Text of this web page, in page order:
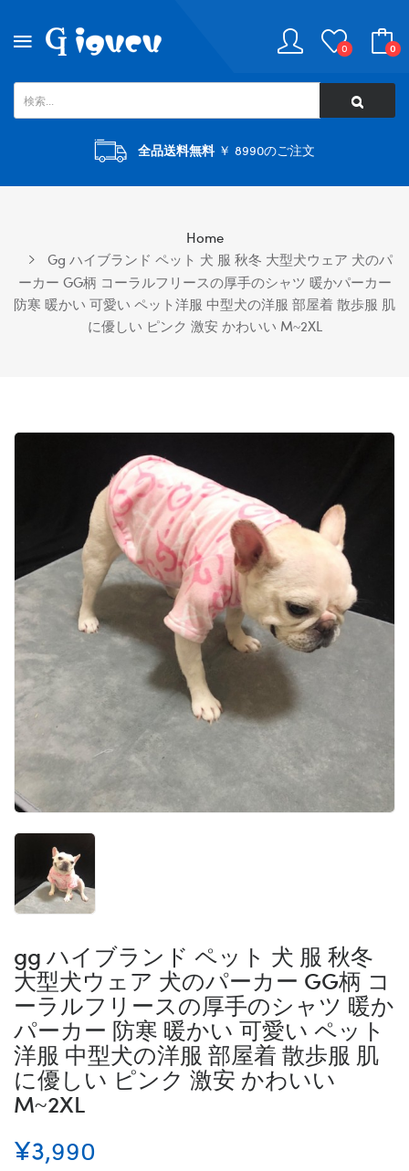
0 0
全品送料無料￥ 8990のご注文
Home
Gg ハイブランド ペット 犬 服 秋冬 大型犬ウェア 犬のパ
ーカー GG柄 コーラルフリースの厚手のシャツ 暖かパーカー
防寒 暖かい 可愛い ペット洋服 中型犬の洋服 部屋着 散歩服 肌
に優しい ピンク 激安 かわいい M~2XL
gg ハイブランド ペット 犬 服 秋冬
大型犬ウェア 犬のパーカー GG柄 コ
ーラルフリースの厚手のシャツ 暖か
パーカー 防寒 暖かい 可愛い ペット
洋服 中型犬の洋服 部屋着 散歩服 肌
に優しい ピンク 激安 かわいい
M~2XL
¥3,990